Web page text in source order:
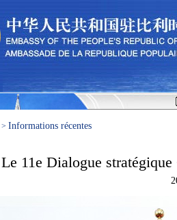
> Informations récentes
Le 11e Dialogue